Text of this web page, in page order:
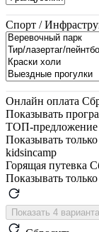
Спорт /
Онлайн оплата
Показывать
ТОП-предложение
Показывать
kidsincamp
Горящая путевка
Показывать
Показать 4 варианта